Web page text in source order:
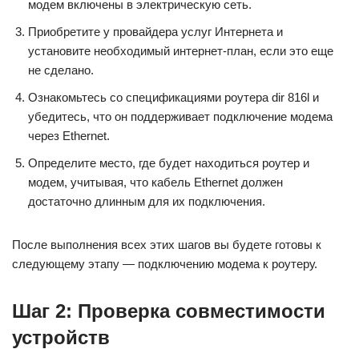
модем включены в электрическую сеть.
Приобретите у провайдера услуг Интернета и
установите необходимый интернет-план, если это еще
не сделано.
Ознакомьтесь со спецификациями роутера dir 816l и
убедитесь, что он поддерживает подключение модема
через Ethernet.
Определите место, где будет находиться роутер и
модем, учитывая, что кабель Ethernet должен
достаточно длинным для их подключения.
После выполнения всех этих шагов вы будете готовы к
следующему этапу — подключению модема к роутеру.
Шаг 2: Проверка совместимости
устройств